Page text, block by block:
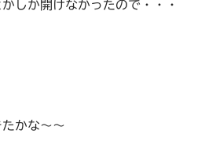
しか開けなかったので・・・
かな～～